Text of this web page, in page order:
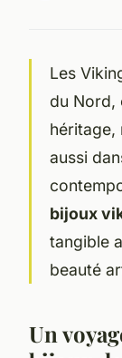
Les
du Nord,
héritage,
aussi
bijoux
tangible
beauté
Un